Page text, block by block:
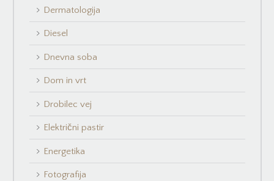
Dermatologija
Diesel
Dnevna soba
Dom in vrt
Drobilec vej
Električni pastir
Energetika
Fotografija